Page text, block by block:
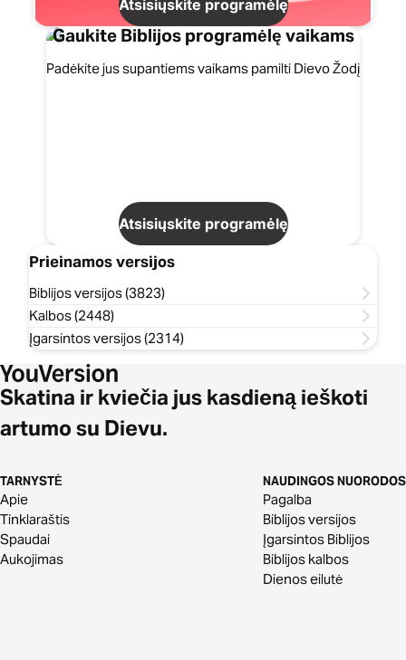
Atsisiųskite programėlę
Gaukite Biblijos programėlę vaikams
Padėkite jus supantiems vaikams pamilti Dievo Žodį
Atsisiųskite programėlę
Prieinamos versijos
Biblijos versijos (3823)
Kalbos (2448)
Įgarsintos versijos (2314)
Skatina ir kviečia jus kasdieną ieškoti
artumo su Dievu.
TARNYSTĖ
Apie
Tinklaraštis
Spaudai
Aukojimas
NAUDINGOS NUORODOS
Pagalba
Biblijos versijos
Įgarsintos Biblijos
Biblijos kalbos
Dienos eilutė